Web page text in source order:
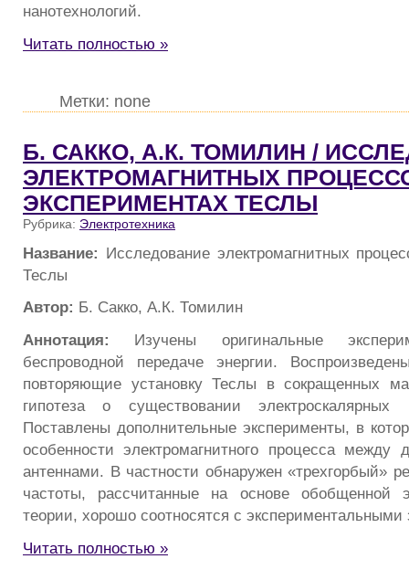
нанотехнологий.
Читать полностью »
Метки: none
Б. САККО, А.К. ТОМИЛИН /
ЭЛЕКТРОМАГНИТНЫХ
ЭКСПЕРИМЕНТАХ ТЕСЛЫ
Рубрика: Электротехника
Название: Исследование электромагнитных
Теслы
Автор: Б. Сакко, А.К. Томилин
Аннотация: Изучены оригинальные
беспроводной передаче энергии.
повторяющие установку Теслы в сокращенных
гипотеза о существовании электроскалярных
Поставлены дополнительные эксперименты, в
особенности электромагнитного процесса между
антеннами. В частности обнаружен «трехгорбый»
частоты, рассчитанные на основе обобщенной
теории, хорошо соотносятся с экспериментальными
Читать полностью »